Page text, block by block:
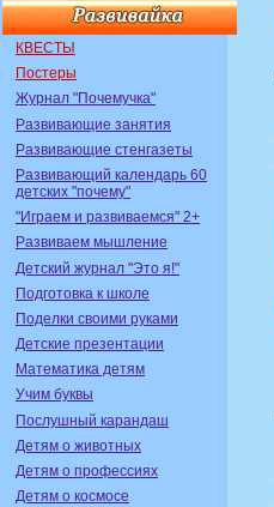
КВЕСТЫ
Постеры
Журнал "Почемучка"
Развивающие занятия
Развивающие стенгазеты
Развивающий календарь 60
детских "почему"
"Играем и развиваемся" 2+
Развиваем мышление
Детский журнал "Это я!"
Подготовка к школе
Поделки своими руками
Детские презентации
Математика детям
Учим буквы
Послушный карандаш
Детям о животных
Детям о профессиях
Детям о космосе